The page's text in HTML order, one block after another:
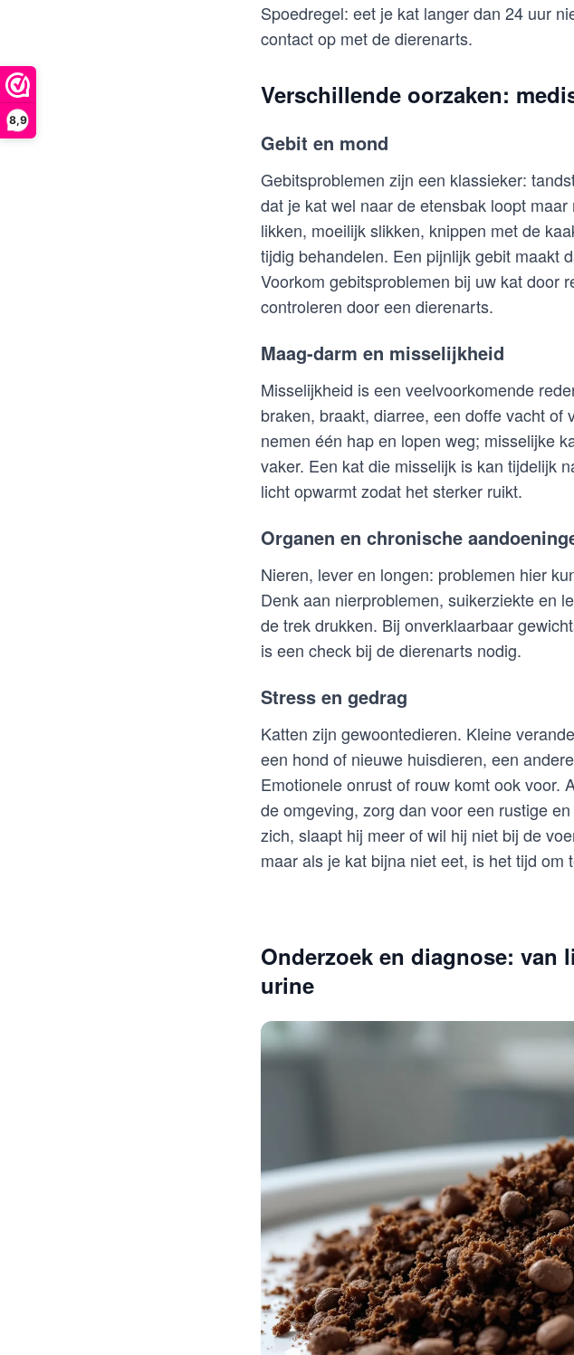
8,9
Spoedregel: eet je kat langer dan 24 uur
contact op met de dierenarts.
Verschillende oorzaken:
Gebit en mond
Gebitsproblemen zijn een klassieker:
dat je kat wel naar de etensbak loopt
likken, moeilijk slikken, knippen met de
tijdig behandelen. Een pijnlijk gebit maakt
Voorkom gebitsproblemen bij uw kat door
controleren door een dierenarts.
Maag-darm en misselijkheid
Misselijkheid is een veelvoorkomende
braken, braakt, diarree, een doffe vacht
nemen één hap en lopen weg; misselijke
vaker. Een kat die misselijk is kan tijdelijk
licht opwarmt zodat het sterker ruikt.
Organen en chronische
Nieren, lever en longen: problemen hier
Denk aan nierproblemen, suikerziekte en
de trek drukken. Bij onverklaarbaar
is een check bij de dierenarts nodig.
Stress en gedrag
Katten zijn gewoontedieren. Kleine
een hond of nieuwe huisdieren, een
Emotionele onrust of rouw komt ook voor.
de omgeving, zorg dan voor een rustige
zich, slaapt hij meer of wil hij niet bij de
maar als je kat bijna niet eet, is het tijd om
Onderzoek en diagnose: van
urine